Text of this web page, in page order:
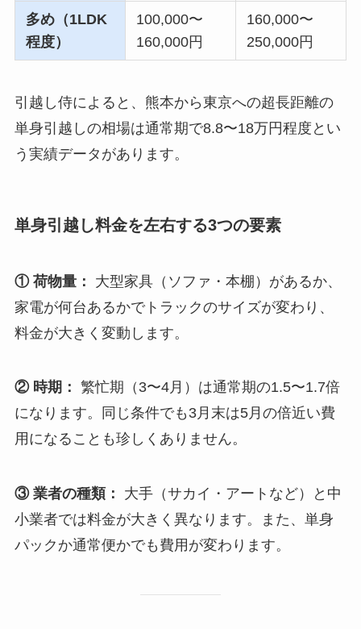
多め（1LDK
程度）
100,000〜
160,000円
160,000〜
250,000円
引越し侍によると、熊本から東京への超長距離の
単身引越しの相場は通常期で8.8〜18万円程度とい
う実績データがあります。
単身引越し料金を左右する3つの要素
① 荷物量：
大型家具（ソファ・本棚）があるか、
家電が何台あるかでトラックのサイズが変わり、
料金が大きく変動します。
② 時期： 繁忙期（3〜4月）は通常期の1.5〜1.7倍
になります。同じ条件でも3月末は5月の倍近い費
用になることも珍しくありません。
③ 業者の種類：
大手（サカイ・アートなど）と中
小業者では料金が大きく異なります。また、単身
パックか通常便かでも費用が変わります。